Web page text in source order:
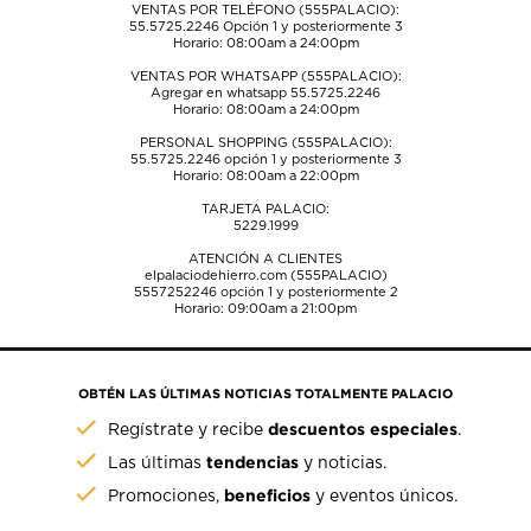
VENTAS POR TELÉFONO (555PALACIO):
55.5725.2246Opción 1 y posteriormente 3
Horario: 08:00am a 24:00pm
VENTAS POR WHATSAPP (555PALACIO):
Agregar en whatsapp 55.5725.2246
Horario: 08:00am a 24:00pm
PERSONAL SHOPPING (555PALACIO):
55.5725.2246opción 1 y posteriormente 3
Horario: 08:00am a 22:00pm
TARJETA PALACIO:
5229.1999
ATENCIÓN A CLIENTES
elpalaciodehierro.com (555PALACIO)
5557252246opción 1 y posteriormente 2
Horario: 09:00am a 21:00pm
OBTÉN LAS ÚLTIMAS NOTICIAS TOTALMENTE PALACIO
Regístrate y recibedescuentos especiales.
Las últimastendencias y noticias.
Promociones, beneficios y eventos únicos.